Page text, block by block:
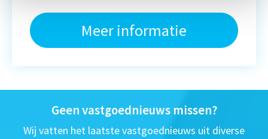
Meer informatie
Geen vastgoednieuws missen?
Wij vatten het laatste vastgoednieuws uit diverse